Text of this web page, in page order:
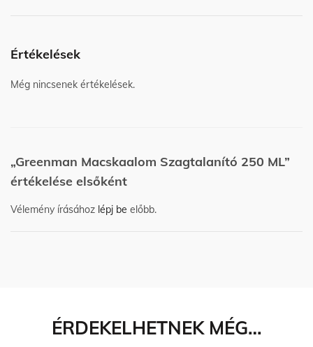
Értékelések
Még nincsenek értékelések.
„Greenman Macskaalom Szagtalanító 250 ML”
értékelése elsőként
Vélemény írásához lépj be előbb.
ÉRDEKELHETNEK MÉG…